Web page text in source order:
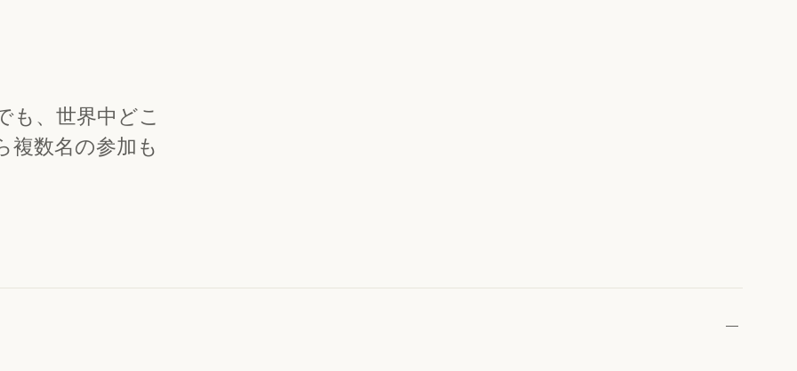
も、世界中どこ
複数名の参加も